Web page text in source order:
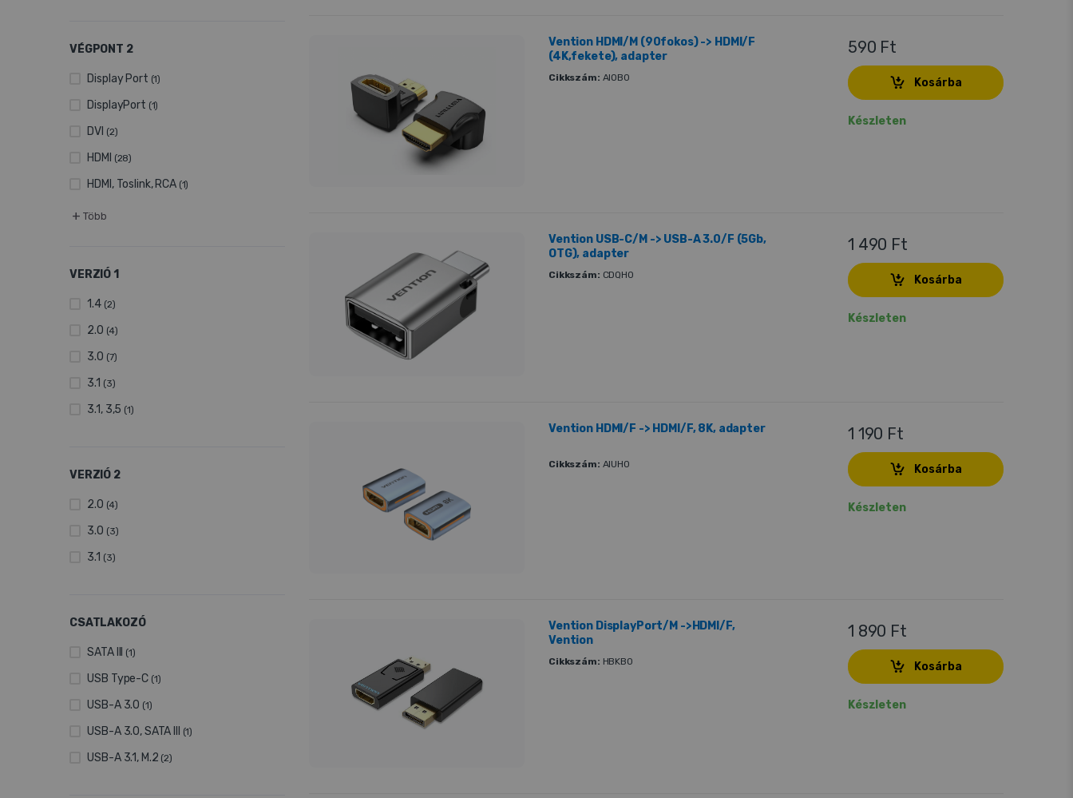
VÉGPONT 2
Display Port (1)
DisplayPort (1)
DVI (2)
HDMI (28)
HDMI, Toslink, RCA (1)
+ Több
VERZIÓ 1
1.4 (2)
2.0 (4)
3.0 (7)
3.1 (3)
3.1, 3,5 (1)
VERZIÓ 2
2.0 (4)
3.0 (3)
3.1 (3)
CSATLAKOZÓ
SATA III (1)
USB Type-C (1)
USB-A 3.0 (1)
USB-A 3.0, SATA III (1)
USB-A 3.1, M.2 (2)
Vention HDMI/M (90fokos) -> HDMI/F
(4K,fekete), adapter
Cikkszám: AIOB0
590 Ft
Kosárba
Készleten
Vention USB-C/M -> USB-A 3.0/F (5Gb,
OTG), adapter
Cikkszám: CDQH0
1 490 Ft
Kosárba
Készleten
Vention HDMI/F -> HDMI/F, 8K, adapter
Cikkszám: AIUH0
1 190 Ft
Kosárba
Készleten
Vention DisplayPort/M ->HDMI/F,
Vention
Cikkszám: HBKB0
1 890 Ft
Kosárba
Készleten